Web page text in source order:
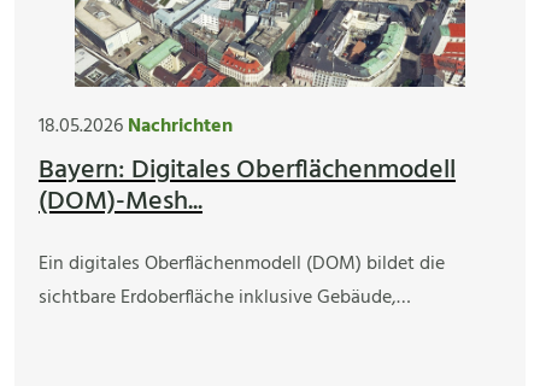
18.05.2026Nachrichten
Bayern: Digitales Oberflächenmodell
(DOM)-Mesh...
Ein digitales Oberflächenmodell (DOM) bildet die
sichtbare Erdoberfläche inklusive Gebäude,…